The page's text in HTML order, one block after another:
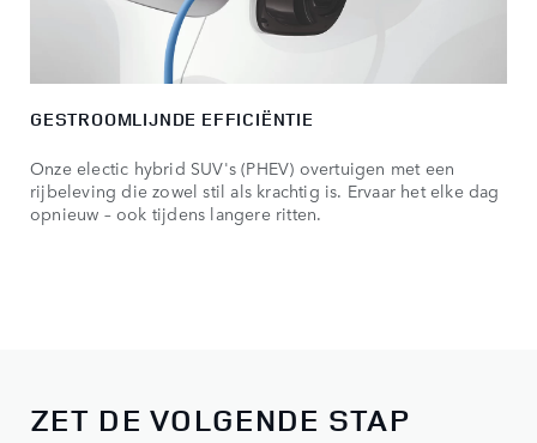
GESTROOMLIJNDE EFFICIËNTIE
Onze electic hybrid SUV's (PHEV) overtuigen met een
rijbeleving die zowel stil als krachtig is. Ervaar het elke dag
opnieuw – ook tijdens langere ritten.
ZET DE VOLGENDE STAP